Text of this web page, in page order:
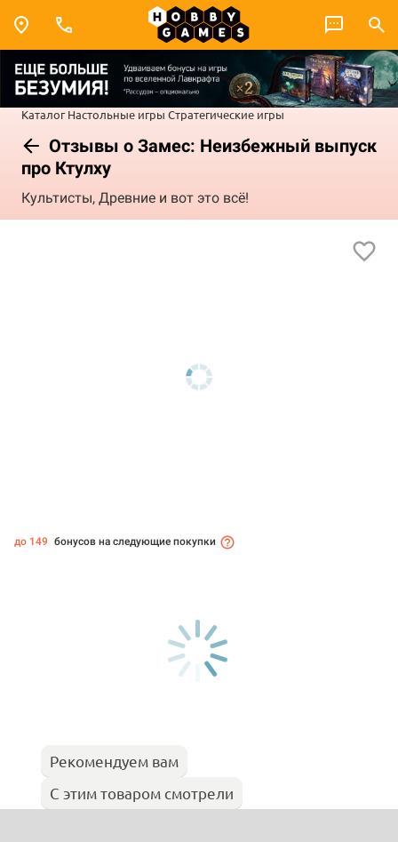
Каталог Настольные игры Стратегические игры
Отзывы о Замес: Неизбежный выпуск
про Ктулху
Культисты, Древние и вот это всё!
до 149 бонусов на следующие покупки
Рекомендуем вам
С этим товаром смотрели